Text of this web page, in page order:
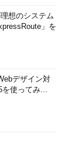
想のシステム
」を
デザイン対
を使ってみ...